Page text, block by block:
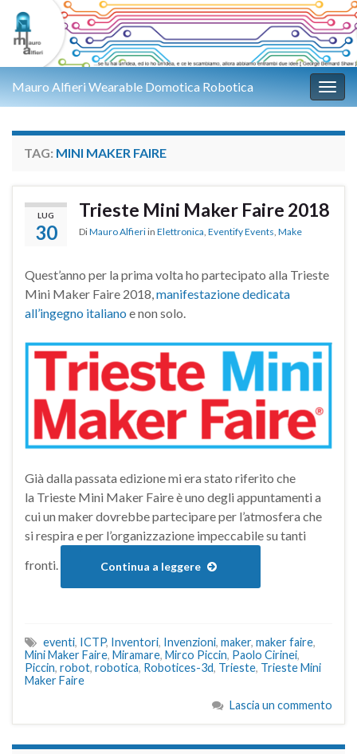
Mauro Alfieri Wearable Domotica Robotica
TAG: MINI MAKER FAIRE
LUG
30
Trieste Mini Maker Faire 2018
DiMauro Alfieri in Elettronica, Eventify Events, Make
Quest’anno per la prima volta ho partecipato alla Trieste
Mini Maker Faire 2018,manifestazione dedicata
all’ingegno italiano e non solo.
Già dalla passata edizione mi era stato riferito che
la Trieste Mini Maker Faire è uno degli appuntamenti a
cui un maker dovrebbe partecipare per l’atmosfera che
si respira e per l’organizzazione impeccabile su tanti
fronti.
Continua a leggere
eventi, ICTP, Inventori, Invenzioni, maker, maker faire,
Mini Maker Faire, Miramare, Mirco Piccin, Paolo Cirinei,
Piccin, robot, robotica, Robotices-3d, Trieste, Trieste Mini
Maker Faire
Lascia un commento